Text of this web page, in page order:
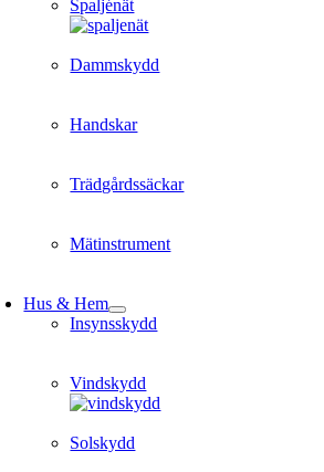
Spaljénät
Dammskydd
Handskar
Trädgårdssäckar
Mätinstrument
Hus & Hem
Insynsskydd
Vindskydd
Solskydd